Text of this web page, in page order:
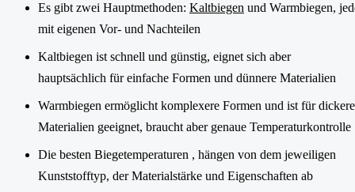
Es gibt zwei Hauptmethoden: Kaltbiegen und Warmbiegen,
mit eigenen Vor- und Nachteilen
Kaltbiegen ist schnell und günstig, eignet sich aber
hauptsächlich für einfache Formen und dünnere Materialien
Warmbiegen ermöglicht komplexere Formen und ist für dickere
Materialien geeignet, braucht aber genaue Temperaturkontrolle
Die besten Biegetemperaturen , hängen von dem jeweiligen
Kunststofftyp, der Materialstärke und Eigenschaften ab